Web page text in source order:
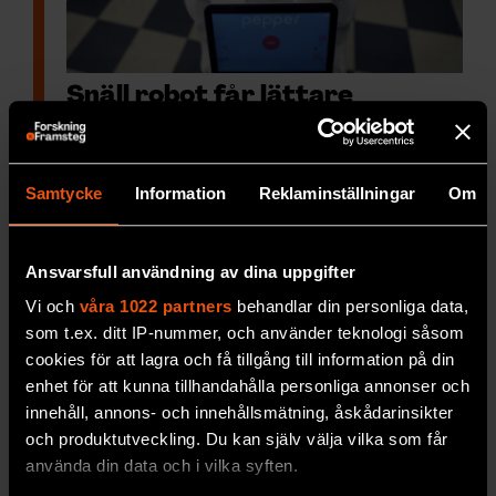
Samtycke Information Reklaminställningar Om
Ansvarsfull användning av dina uppgifter
Vi och våra 1022 partners behandlar din personliga data,
som t.ex. ditt IP-nummer, och använder teknologi såsom
cookies för att lagra och få tillgång till information på din
enhet för att kunna tillhandahålla personliga annonser och
innehåll, annons- och innehållsmätning, åskådarinsikter
och produktutveckling. Du kan själv välja vilka som får
använda din data och i vilka syften.
Snäll robot får lättare
människor dit den vill
För att charmaoss människor och få sin vilja
igenom gör robotar bäst i att vara ödmjuka
forskning.
SAMHÄLLE & KULTUR